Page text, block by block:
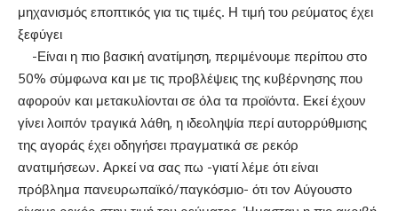
μηχανισμός εποπτικός για τις τιμές. Η τιμή του ρεύματος έχει
ξεφύγει
-Είναι η πιο βασική ανατίμηση, περιμένουμε περίπου στο
50% σύμφωνα και με τις προβλέψεις της κυβέρνησης που
αφορούν και μετακυλίονται σε όλα τα προϊόντα. Εκεί έχουν
γίνει λοιπόν τραγικά λάθη, η ιδεοληψία περί αυτορρύθμισης
της αγοράς έχει οδηγήσει πραγματικά σε ρεκόρ
ανατιμήσεων. Αρκεί να σας πω -γιατί λέμε ότι είναι
πρόβλημα πανευρωπαϊκό/παγκόσμιο- ότι τον Αύγουστο